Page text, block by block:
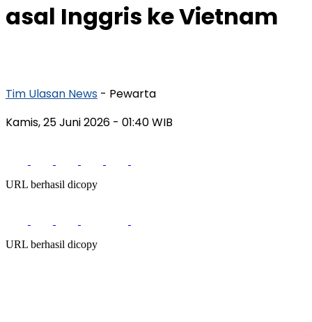
asal Inggris ke Vietnam
Tim Ulasan News - Pewarta
Kamis, 25 Juni 2026 - 01:40 WIB
URL berhasil dicopy
URL berhasil dicopy